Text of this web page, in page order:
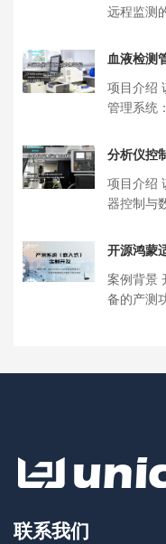
远程监测
血液检测
项目介绍
管理系统
分析仪控
项目介绍
器控制与
开源鸿蒙
开发
案例背景
备的产测
联系我们